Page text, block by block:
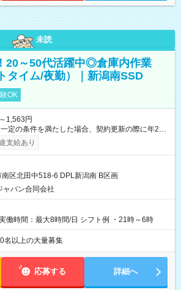
未読
20～50代活躍中◎倉庫内作業
タイム/夜勤）｜新潟南SSD
OK
1,563円
定の条件を満たした場合、契約更新の際に年2回
■正社員登用制度あり ※月末締/翌
※時間外手当、別途支給 ※深夜割増賃金 (22:00～
して働けます！ 【試用期間】試用期間
の長さ：1週間 雇用形態、給与は本採用時と同じ
支給あり
区北田中518-6 DPL新潟南 B区画
ャパン合同会社
働時間：最大8時間/日 シフト例 ・21時～6時
名以上の大量募集
応募する 詳細へ